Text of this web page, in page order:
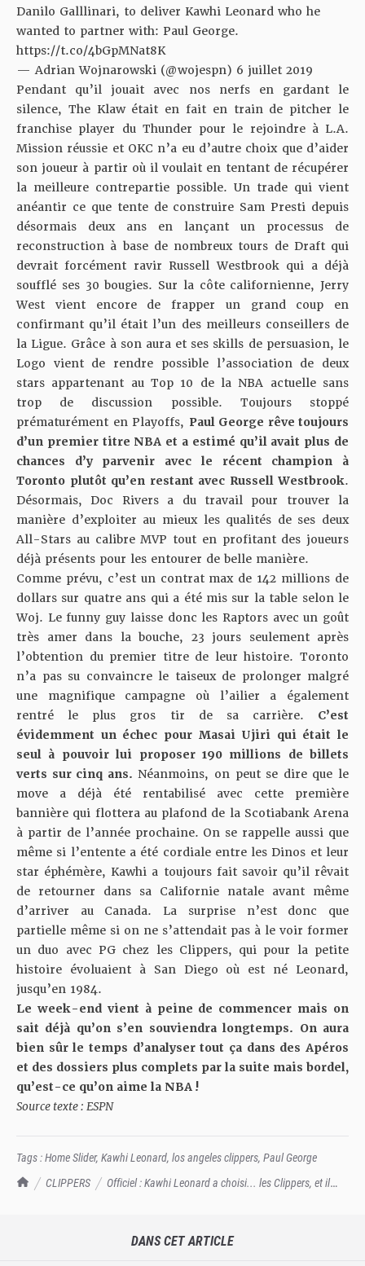
TrashTalk Actu NBA
CLIPPERS
Officiel : Kawhi Leonard a choisi... les Clippers, et il
Danilo Galllinari, to deliver Kawhi Leonard who he
wanted to partner with: Paul George.
https://t.co/4bGpMNat8K
— Adrian Wojnarowski (@wojespn) 6 juillet 2019
Pendant qu’il jouait avec nos nerfs en gardant le
silence, The Klaw était en fait en train de pitcher le
franchise player du Thunder pour le rejoindre à L.A.
Mission réussie et OKC n’a eu d’autre choix que d’aider
son joueur à partir où il voulait en tentant de récupérer
la meilleure contrepartie possible. Un trade qui vient
anéantir ce que tente de construire Sam Presti depuis
désormais deux ans en lançant un processus de
reconstruction à base de nombreux tours de Draft qui
devrait forcément ravir Russell Westbrook qui a déjà
soufflé ses 30 bougies. Sur la côte californienne, Jerry
West vient encore de frapper un grand coup en
confirmant qu’il était l’un des meilleurs conseillers de
la Ligue. Grâce à son aura et ses skills de persuasion, le
Logo vient de rendre possible l’association de deux
stars appartenant au Top 10 de la NBA actuelle sans
trop de discussion possible. Toujours stoppé
prématurément en Playoffs, Paul George rêve toujours
d’un premier titre NBA et a estimé qu’il avait plus de
chances d’y parvenir avec le récent champion à
Toronto plutôt qu’en restant avec Russell Westbrook.
Désormais, Doc Rivers a du travail pour trouver la
manière d’exploiter au mieux les qualités de ses deux
All-Stars au calibre MVP tout en profitant des joueurs
déjà présents pour les entourer de belle manière.
Comme prévu, c’est un contrat max de 142 millions de
dollars sur quatre ans qui a été mis sur la table selon le
Woj. Le funny guy laisse donc les Raptors avec un goût
très amer dans la bouche, 23 jours seulement après
l’obtention du premier titre de leur histoire. Toronto
n’a pas su convaincre le taiseux de prolonger malgré
une magnifique campagne où l’ailier a également
rentré le plus gros tir de sa carrière. C’est
évidemment un échec pour Masai Ujiri qui était le
seul à pouvoir lui proposer 190 millions de billets
verts sur cinq ans. Néanmoins, on peut se dire que le
move a déjà été rentabilisé avec cette première
bannière qui flottera au plafond de la Scotiabank Arena
à partir de l’année prochaine. On se rappelle aussi que
même si l’entente a été cordiale entre les Dinos et leur
star éphémère, Kawhi a toujours fait savoir qu’il rêvait
de retourner dans sa Californie natale avant même
d’arriver au Canada. La surprise n’est donc que
partielle même si on ne s’attendait pas à le voir former
un duo avec PG chez les Clippers, qui pour la petite
histoire évoluaient à San Diego où est né Leonard,
jusqu’en 1984.
Le week-end vient à peine de commencer mais on
sait déjà qu’on s’en souviendra longtemps. On aura
bien sûr le temps d’analyser tout ça dans des Apéros
et des dossiers plus complets par la suite mais bordel,
qu’est-ce qu’on aime la NBA !
Source texte : ESPN
Tags :Home Slider, Kawhi Leonard, los angeles clippers, Paul George
DANS CET ARTICLE